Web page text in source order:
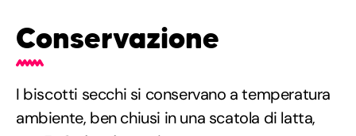
Conservazione
I biscotti secchi si conservano a temperatura
ambiente, ben chiusi in una scatola di latta,